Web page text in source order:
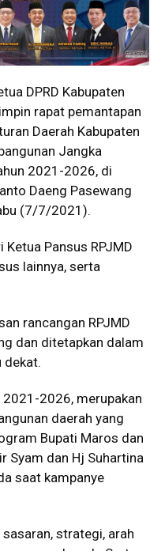
DPRD Kabupaten
rapat pemantapan
Daerah Kabupaten
Jangka
2021-2026, di
Daeng Pasewang
(7/7/2021).
Pansus RPJMD
lainnya, serta
rancangan RPJMD
dan ditetapkan dalam
dekat.
2021-2026, merupakan
daerah yang
Bupati Maros dan
Syam dan Hj Suhartina
saat kampanye
strategi, arah